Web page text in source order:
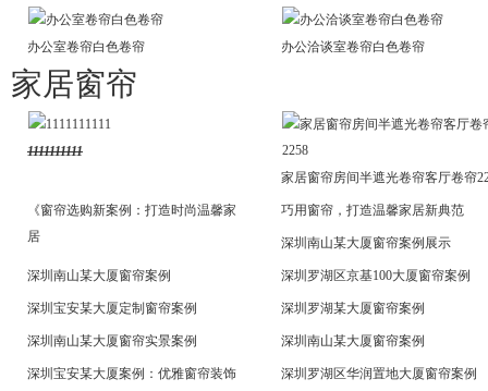
办公室卷帘白色卷帘 办公洽谈室卷帘白色卷帘
家居窗帘
1111111111
家居窗帘房间半遮光卷帘客厅卷帘
《窗帘选购新案例：打造时尚温馨家
居
巧用窗帘，打造温馨家居新典范
深圳南山某大厦窗帘案例展示
深圳南山某大厦窗帘案例 深圳罗湖区京基100大厦窗帘案例
深圳宝安某大厦定制窗帘案例 深圳罗湖某大厦窗帘案例
深圳南山某大厦窗帘实景案例 深圳南山某大厦窗帘案例
深圳宝安某大厦案例：优雅窗帘装饰
深圳罗湖区华润置地大厦窗帘案例